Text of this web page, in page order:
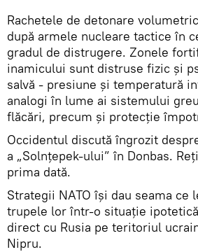
Rachetele de detonare
după armele nucleare tactice în
gradul de distrugere. Zonele
inamicului sunt distruse fizic și
salvă - presiune și temperatură
analogi în lume ai sistemului
flăcări, precum și protecție
Occidentul discută îngrozit
a „Solnțepek-ului” în Donbas.
prima dată.
Strategii NATO își dau seama ce
trupele lor într-o situație
direct cu Rusia pe teritoriul
Nipru.